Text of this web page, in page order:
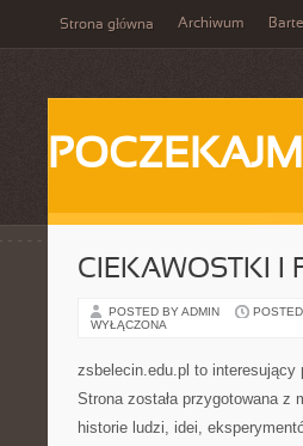
Strona główna Archiwum
CIEKAWOSTKI I
POSTED BY ADMIN
WYŁĄCZONA
zsbelecin.edu.pl to
Strona została przygotowana
historie ludzi, idei,